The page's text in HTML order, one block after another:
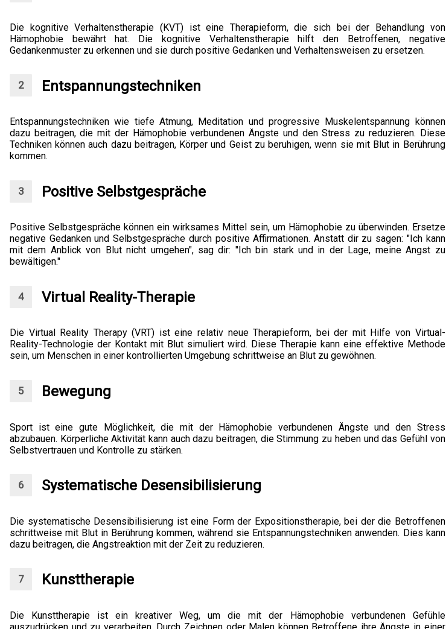
Die kognitive Verhaltenstherapie (KVT) ist eine Therapieform, die sich bei der Behandlung von
Hämophobie bewährt hat. Die kognitive Verhaltenstherapie hilft den Betroffenen, negative
Gedankenmuster zu erkennen und sie durch positive Gedanken und Verhaltensweisen zu ersetzen.
Entspannungstechniken
Entspannungstechniken wie tiefe Atmung, Meditation und progressive Muskelentspannung können
dazu beitragen, die mit der Hämophobie verbundenen Ängste und den Stress zu reduzieren. Diese
Techniken können auch dazu beitragen, Körper und Geist zu beruhigen, wenn sie mit Blut in Berührung
kommen.
Positive Selbstgespräche
Positive Selbstgespräche können ein wirksames Mittel sein, um Hämophobie zu überwinden. Ersetze
negative Gedanken und Selbstgespräche durch positive Affirmationen. Anstatt dir zu sagen: "Ich kann
mit dem Anblick von Blut nicht umgehen", sag dir: "Ich bin stark und in der Lage, meine Angst zu
bewältigen."
Virtual Reality-Therapie
Die Virtual Reality Therapy (VRT) ist eine relativ neue Therapieform, bei der mit Hilfe von Virtual-
Reality-Technologie der Kontakt mit Blut simuliert wird. Diese Therapie kann eine effektive Methode
sein, um Menschen in einer kontrollierten Umgebung schrittweise an Blut zu gewöhnen.
Bewegung
Sport ist eine gute Möglichkeit, die mit der Hämophobie verbundenen Ängste und den Stress
abzubauen. Körperliche Aktivität kann auch dazu beitragen, die Stimmung zu heben und das Gefühl von
Selbstvertrauen und Kontrolle zu stärken.
Systematische Desensibilisierung
Die systematische Desensibilisierung ist eine Form der Expositionstherapie, bei der die Betroffenen
schrittweise mit Blut in Berührung kommen, während sie Entspannungstechniken anwenden. Dies kann
dazu beitragen, die Angstreaktion mit der Zeit zu reduzieren.
Kunsttherapie
Die Kunsttherapie ist ein kreativer Weg, um die mit der Hämophobie verbundenen Gefühle